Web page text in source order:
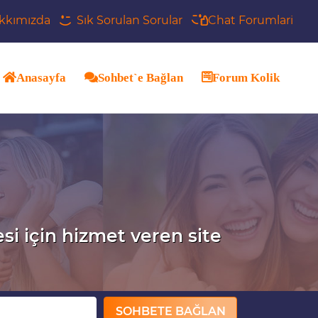
Sık Sorulan Sorular Chat Forumlari
Anasayfa Sohbet`e Bağlan Forum Kolik
için hizmet veren site
SOHBETE BAĞLAN